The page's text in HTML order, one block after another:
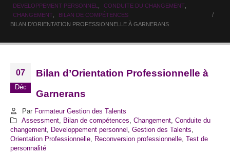
DEVELOPPEMENT PERSONNEL
CONDUITE DU CHANGEMENT
CHANGEMENT
BILAN DE COMPÉTENCES
BILAN D’ORIENTATION PROFESSIONNELLE À GARNERANS
07
Déc
Bilan d’Orientation Professionnelle à
Garnerans
Par Formateur Gestion des Talents
Assessment, Bilan de compétences Changement, Conduite du
changement
Developpement personnel Gestion des Talents
Orientation Professionnelle
Reconversion professionnelle Test de
personnalité